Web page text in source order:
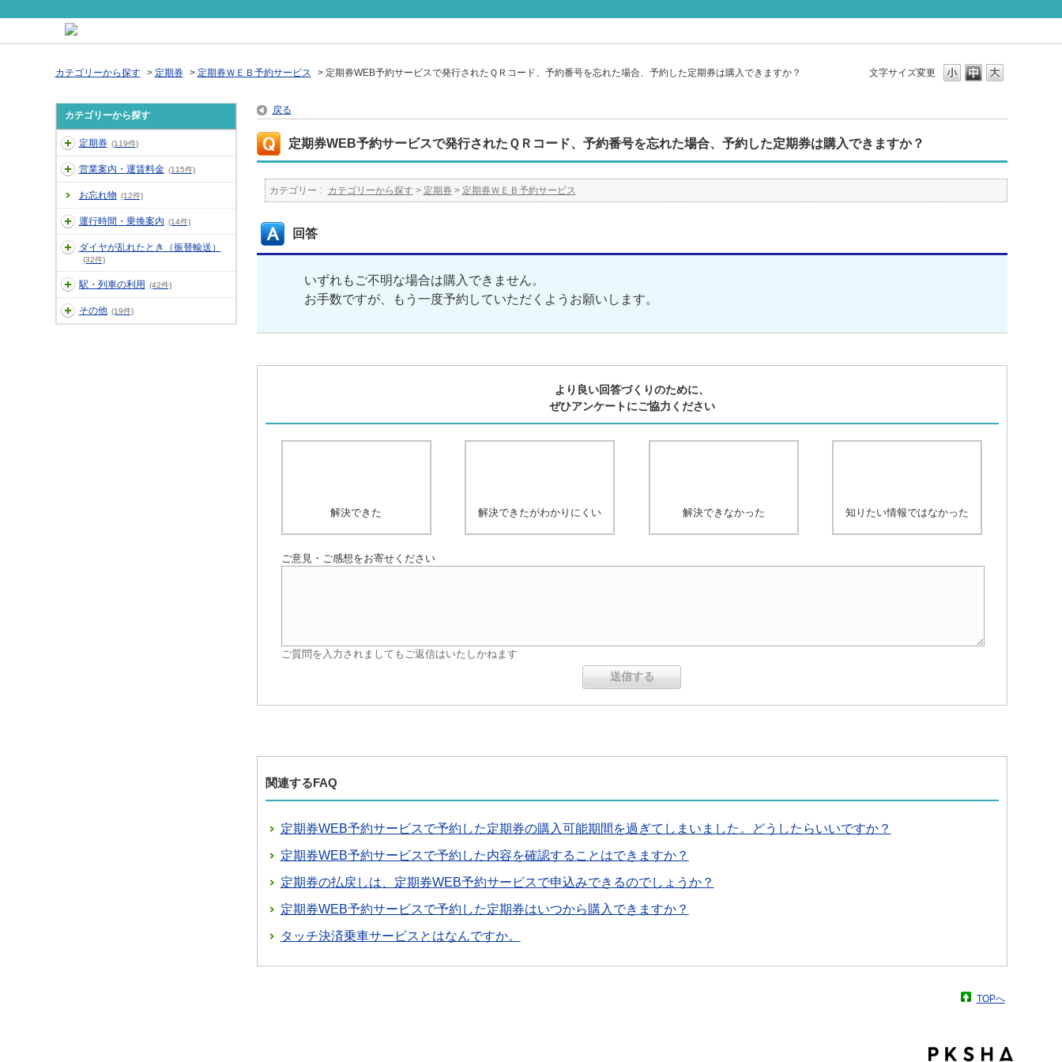
文字サイズ変更
カテゴリーから探す > 定期券 > 定期券ＷＥＢ予約サービス > 定期券WEB予約サービスで発行されたＱＲコード、予約番号を忘れた場合、予約した定期券は購入できますか？
カテゴリーから探す
定期券 (119件)
営業案内・運賃料金 (115件)
お忘れ物 (12件)
運行時間・乗換案内 (14件)
ダイヤが乱れたとき（振替輸送）
(32件)
駅・列車の利用 (42件)
その他 (19件)
戻る
定期券WEB予約サービスで発行されたＱＲコード、予約番号を忘れた場合、予約した定期券は購入できますか？
カテゴリー : カテゴリーから探す > 定期券 > 定期券ＷＥＢ予約サービス
回答
いずれもご不明な場合は購入できません。
お手数ですが、もう一度予約していただくようお願いします。
より良い回答づくりのために、
ぜひアンケートにご協力ください
解決できた 解決できたがわかりにくい 解決できなかった 知りたい情報ではなかった
ご意見・ご感想をお寄せください
ご質問を入力されましてもご返信はいたしかねます
関連するFAQ
定期券WEB予約サービスで予約した定期券の購入可能期間を過ぎてしまいました。どうしたらいいですか？
定期券WEB予約サービスで予約した内容を確認することはできますか？
定期券の払戻しは、定期券WEB予約サービスで申込みできるのでしょうか？
定期券WEB予約サービスで予約した定期券はいつから購入できますか？
タッチ決済乗車サービスとはなんですか。
TOPへ